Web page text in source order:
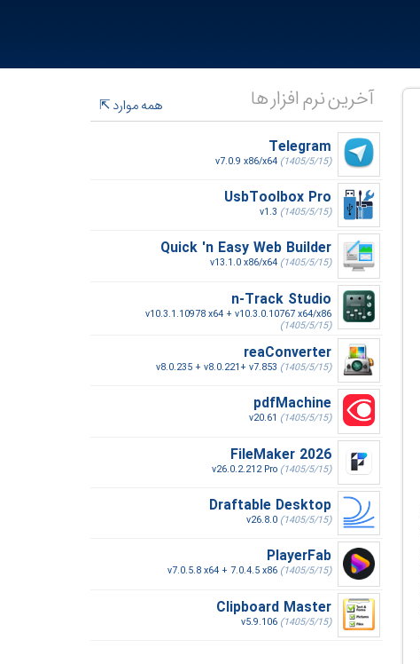
آخرین نرم افزار ها
همه موارد
Telegram
v7.0.9 x86/x64 (1405/5/15)
UsbToolbox Pro
v1.3 (1405/5/15)
Quick 'n Easy Web Builder
v13.1.0 x86/x64 (1405/5/15)
n-Track Studio
v10.3.1.10978 x64 + v10.3.0.10767 x64/x86
(1405/5/15)
reaConverter
v8.0.235 + v8.0.221+ v7.853 (1405/5/15)
pdfMachine
v20.61 (1405/5/15)
FileMaker 2026
v26.0.2.212 Pro (1405/5/15)
Draftable Desktop
v26.8.0 (1405/5/15)
PlayerFab
v7.0.5.8 x64 + 7.0.4.5 x86 (1405/5/15)
Clipboard Master
v5.9.106 (1405/5/15)